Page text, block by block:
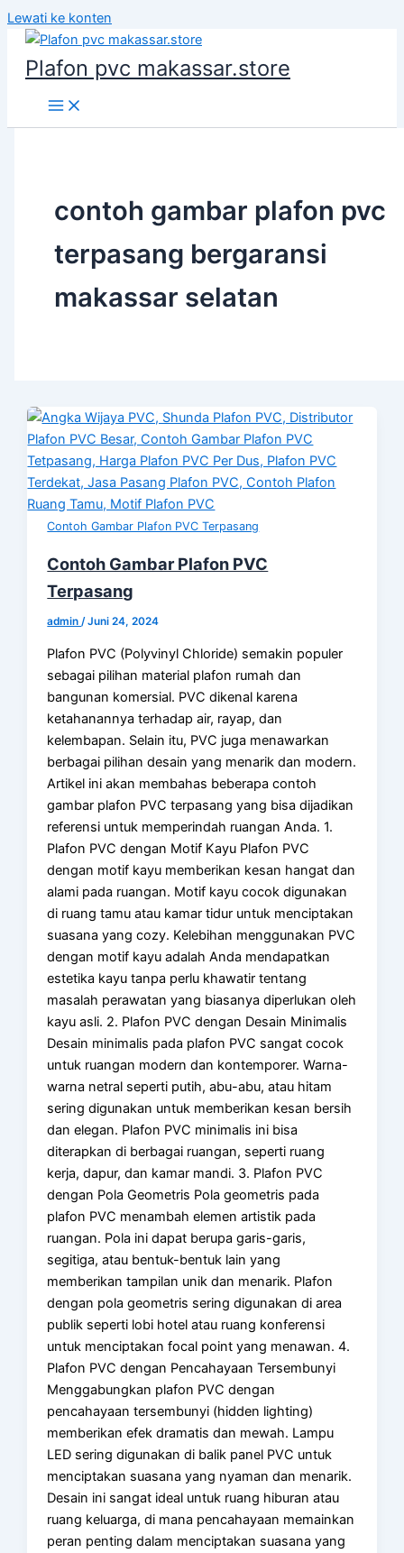
Lewati ke konten
Plafon pvc makassar.store
contoh gambar plafon pvc
terpasang bergaransi
makassar selatan
Contoh Gambar Plafon PVC Terpasang
Contoh Gambar Plafon PVC
Terpasang
admin/Juni 24, 2024
Plafon PVC (Polyvinyl Chloride) semakin populer
sebagai pilihan material plafon rumah dan
bangunan komersial. PVC dikenal karena
ketahanannya terhadap air, rayap, dan
kelembapan. Selain itu, PVC juga menawarkan
berbagai pilihan desain yang menarik dan modern.
Artikel ini akan membahas beberapa contoh
gambar plafon PVC terpasang yang bisa dijadikan
referensi untuk memperindah ruangan Anda. 1.
Plafon PVC dengan Motif Kayu Plafon PVC
dengan motif kayu memberikan kesan hangat dan
alami pada ruangan. Motif kayu cocok digunakan
di ruang tamu atau kamar tidur untuk menciptakan
suasana yang cozy. Kelebihan menggunakan PVC
dengan motif kayu adalah Anda mendapatkan
estetika kayu tanpa perlu khawatir tentang
masalah perawatan yang biasanya diperlukan oleh
kayu asli. 2. Plafon PVC dengan Desain Minimalis
Desain minimalis pada plafon PVC sangat cocok
untuk ruangan modern dan kontemporer. Warna-
warna netral seperti putih, abu-abu, atau hitam
sering digunakan untuk memberikan kesan bersih
dan elegan. Plafon PVC minimalis ini bisa
diterapkan di berbagai ruangan, seperti ruang
kerja, dapur, dan kamar mandi. 3. Plafon PVC
dengan Pola Geometris Pola geometris pada
plafon PVC menambah elemen artistik pada
ruangan. Pola ini dapat berupa garis-garis,
segitiga, atau bentuk-bentuk lain yang
memberikan tampilan unik dan menarik. Plafon
dengan pola geometris sering digunakan di area
publik seperti lobi hotel atau ruang konferensi
untuk menciptakan focal point yang menawan. 4.
Plafon PVC dengan Pencahayaan Tersembunyi
Menggabungkan plafon PVC dengan
pencahayaan tersembunyi (hidden lighting)
memberikan efek dramatis dan mewah. Lampu
LED sering digunakan di balik panel PVC untuk
menciptakan suasana yang nyaman dan menarik.
Desain ini sangat ideal untuk ruang hiburan atau
ruang keluarga, di mana pencahayaan memainkan
peran penting dalam menciptakan suasana yang